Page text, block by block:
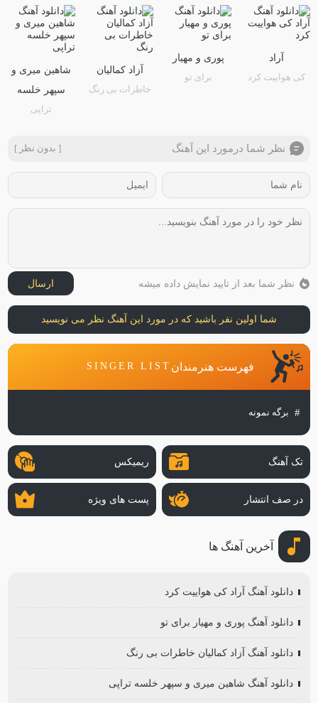
آراد
کی هواییت کرد
پوری و مهیار
برای تو
آزاد کمالیان
خاطرات بی رنگ
شاهین میری و
سپهر خلسه
تراپی
نظر شما درمورد این آهنگ [ بدون نظر ]
نظر شما بعد از تایید نمایش داده میشه ارسال
شما اولین نفر باشید که در مورد این آهنگ نظر می نویسید
فهرست هنرمندان SINGER LIST
برگه نمونه
تک آهنگ ریمیکس
در صف انتشار پست های ویژه
آخرین آهنگ ها
دانلود آهنگ آراد کی هواییت کرد
دانلود آهنگ پوری و مهیار برای تو
دانلود آهنگ آزاد کمالیان خاطرات بی رنگ
دانلود آهنگ شاهین میری و سپهر خلسه تراپی